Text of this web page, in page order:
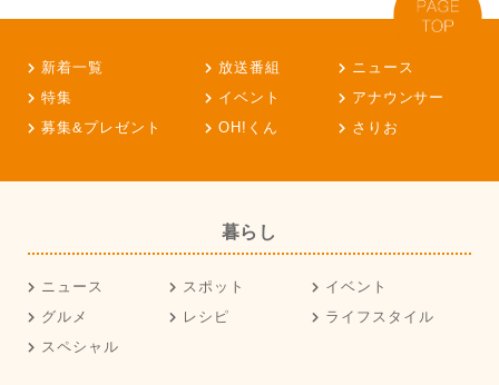
新着一覧 放送番組
ニュース
特集
イベント
アナウンサー
募集&プレゼント
OH!くん さりお
暮らし
ニュース スポット
イベント
グルメ
レシピ
ライフスタイル
スペシャル